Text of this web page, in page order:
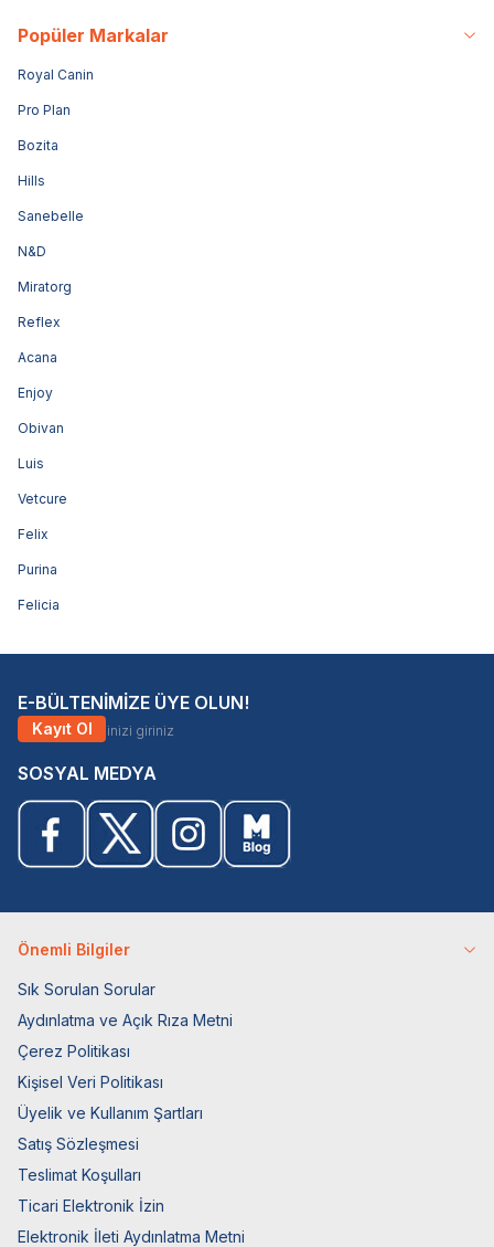
Popüler Markalar
Royal Canin
Pro Plan
Bozita
Hills
Sanebelle
N&D
Miratorg
Reflex
Acana
Enjoy
Obivan
Luis
Vetcure
Felix
Purina
Felicia
E-BÜLTENİMİZE ÜYE OLUN!
Kayıt Ol
SOSYAL MEDYA
Önemli Bilgiler
Sık Sorulan Sorular
Aydınlatma ve Açık Rıza Metni
Çerez Politikası
Kişisel Veri Politikası
Üyelik ve Kullanım Şartları
Satış Sözleşmesi
Teslimat Koşulları
Ticari Elektronik İzin
Elektronik İleti Aydınlatma Metni